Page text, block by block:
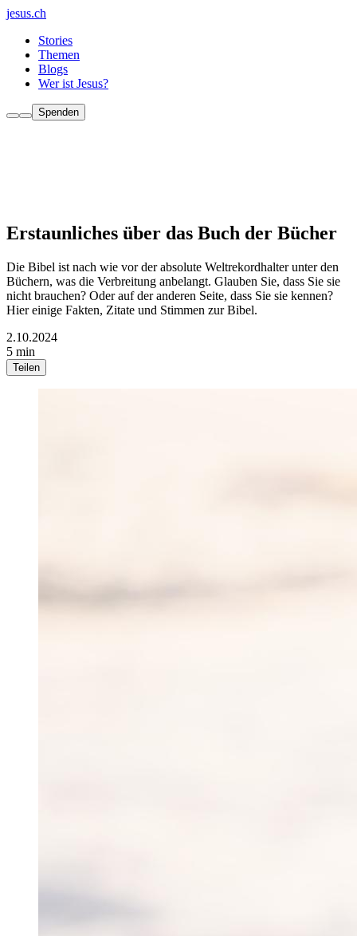
jesus.ch
Stories
Themen
Blogs
Wer ist Jesus?
Spenden
Erstaunliches über das Buch der Bücher
Die Bibel ist nach wie vor der absolute Weltrekordhalter unter den
Büchern, was die Verbreitung anbelangt. Glauben Sie, dass Sie sie
nicht brauchen? Oder auf der anderen Seite, dass Sie sie kennen?
Hier einige Fakten, Zitate und Stimmen zur Bibel.
2.10.2024
5 min
Teilen